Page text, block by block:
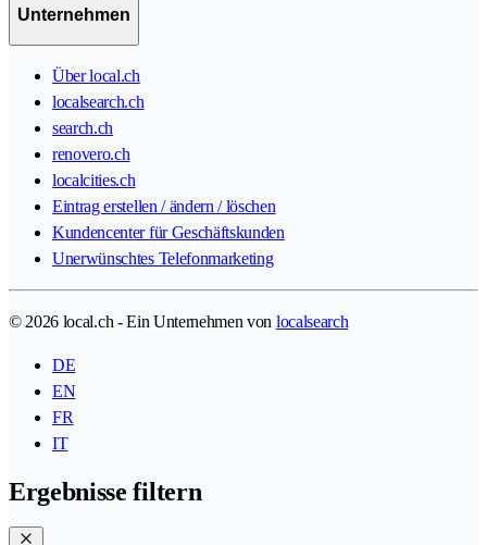
Unternehmen
Über local.ch
localsearch.ch
search.ch
renovero.ch
localcities.ch
Eintrag erstellen / ändern / löschen
Kundencenter für Geschäftskunden
Unerwünschtes Telefonmarketing
© 2026 local.ch - Ein Unternehmen von localsearch
DE
EN
FR
IT
Ergebnisse filtern